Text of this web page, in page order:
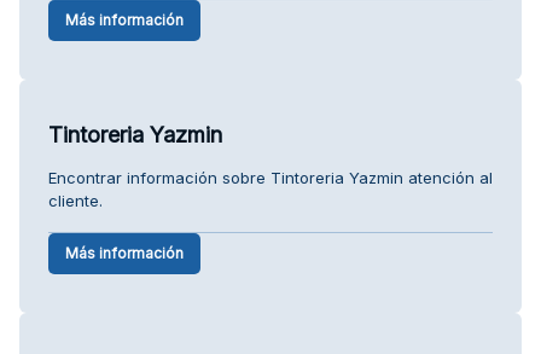
Más información
Tintoreria Yazmin
Encontrar información sobre Tintoreria Yazmin atención al
cliente.
Más información